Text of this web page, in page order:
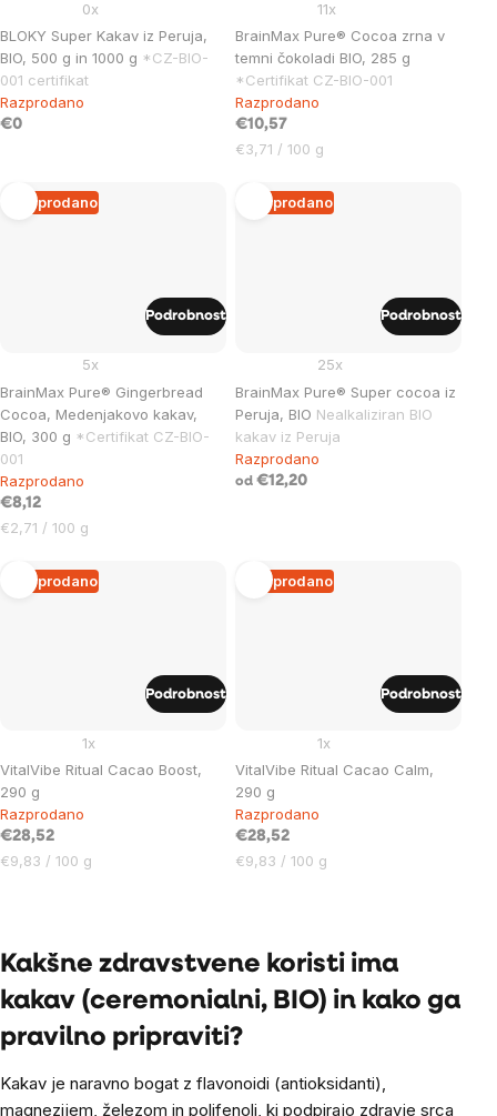
BLOKY Super Kakav iz Peruja,
BIO, 500 g in 1000 g *CZ-BIO-
001 certifikat
0x
Razprodano
€0
BrainMax Pure® Cocoa zrna v
temni čokoladi BIO, 285 g
*Certifikat CZ-BIO-001
11x
Razprodano
€10,57
Cena
enoto:
€3,71 / 100 g
Razprodano
BrainMax Pure® Gingerbread
Cocoa, Medenjakovo kakav,
BIO, 300 g *Certifikat CZ-BIO-
001
5x
Razprodano
€8,12
Cena
enoto:
€2,71 / 100 g
Podrobnost
Razprodano
BrainMax Pure® Super cocoa iz
Peruja, BIO Nealkaliziran BIO
kakav iz Peruja
25x
Razprodano
od €12,20
Podrobnost
Razprodano
VitalVibe Ritual Cacao Boost,
290 g
1x
Razprodano
€28,52
Cena
€9,83 / 100 g
Podrobnost
Razprodano
VitalVibe Ritual Cacao Calm,
290 g
1x
Razprodano
€28,52
Cena
€9,83 / 100 g
Podrobnost
controls
Kakšne zdravstvene koristi ima
kakav (ceremonialni, BIO) in kako ga
pravilno pripraviti?
Kakav je naravno bogat z flavonoidi (antioksidanti),
magnezijem, železom in polifenoli, ki podpirajo zdravje srca